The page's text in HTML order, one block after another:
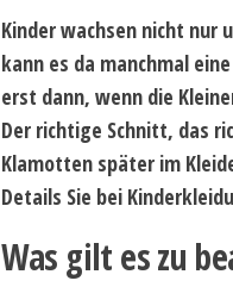
Kinder wachsen nicht nur
kann es da manchmal
erst dann, wenn die
Der richtige Schnitt, das
Klamotten später im
Details Sie bei
Was gilt es zu